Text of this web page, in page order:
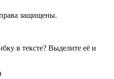
защищены.
в тексте? Выделите её и